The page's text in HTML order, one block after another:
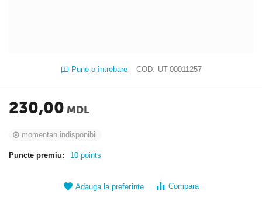
Pune o întrebare COD: UT-00011257
230,00 MDL
momentan indisponibil
Puncte premiu: 10 points
Adauga la preferinte Compara